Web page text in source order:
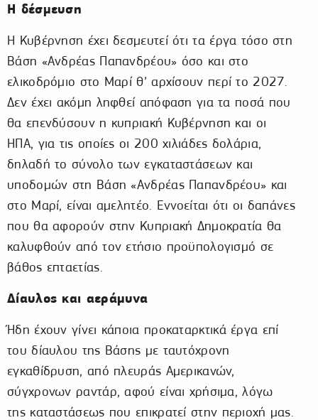
Η δέσμευση
Η Κυβέρνηση έχει δεσμευτεί ότι τα έργα τόσο στη
Βάση «Ανδρέας Παπανδρέου» όσο και στο
ελικοδρόμιο στο Μαρί θ’ αρχίσουν περί το 2027.
Δεν έχει ακόμη ληφθεί απόφαση για τα ποσά που
θα επενδύσουν η κυπριακή Κυβέρνηση και οι
ΗΠΑ, για τις οποίες οι 200 χιλιάδες δολάρια,
δηλαδή το σύνολο των εγκαταστάσεων και
υποδομών στη Βάση «Ανδρέας Παπανδρέου» και
στο Μαρί, είναι αμελητέο. Εννοείται ότι οι δαπάνες
που θα αφορούν στην Κυπριακή Δημοκρατία θα
καλυφθούν από τον ετήσιο προϋπολογισμό σε
βάθος επταετίας.
Δίαυλος και αεράμυνα
Ήδη έχουν γίνει κάποια προκαταρκτικά έργα επί
του δίαυλου της Βάσης με ταυτόχρονη
εγκαθίδρυση, από πλευράς Αμερικανών,
σύγχρονων ραντάρ, αφού είναι χρήσιμα, λόγω
της καταστάσεως που επικρατεί στην περιοχή μας.